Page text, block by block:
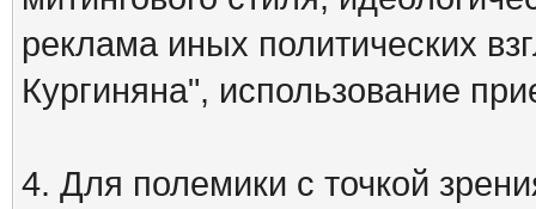
реклама иных политических
Кургиняна", использование
4. Для полемики с точкой